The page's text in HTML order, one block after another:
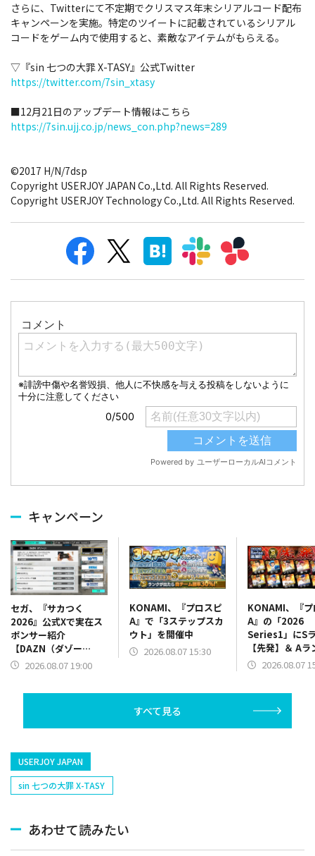
さらに、Twitterにて不定期でクリスマス年末シリアルコード配布
キャンペーンを実施。特定のツイートに記載されているシリアル
コードをゲーム内で使用すると、素敵なアイテムがもらえる。
▽『sin 七つの大罪 X-TASY』公式Twitter
https://twitter.com/7sin_xtasy
■12月21日のアップデート情報はこちら
https://7sin.ujj.co.jp/news_con.php?news=289
©2017 H/N/7dsp
Copyright USERJOY JAPAN Co.,Ltd. All Rights Reserved.
Copyright USERJOY Technology Co.,Ltd. All Rights Reserved.
キャンペーン
セガ、『サカつく
2026』公式Xで実在ス
ポンサー紹介
【DAZN（ダゾー
ン）】篇をポスト
2026.08.07 19:00
KONAMI、『プロスピ
A』で「3ステップスカ
ウト」を開催中
2026.08.07 15:30
KONAMI、『
A』の「2026
Series1」にS
【先発】＆ Aラ
【野手】新登
塁手)、持丸泰
捕手)など
2026.08.07
すべて見る
USERJOY JAPAN
sin 七つの大罪 X-TASY
あわせて読みたい